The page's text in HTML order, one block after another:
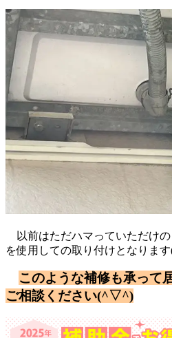
以前はただハマっていただけ
を使用しての取り付けとなりま
このような補修も承って
ご相談ください(^▽^)